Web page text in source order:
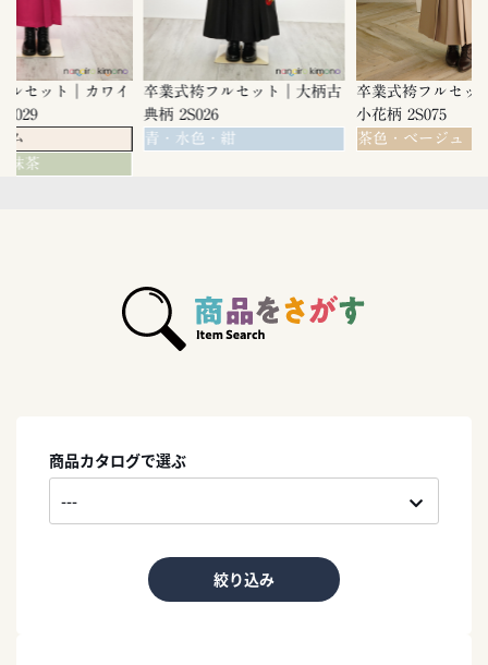
｜カワイ
卒業式袴フルセット｜大柄古
典柄 2S026
青・水色・紺
卒業式袴フルセット｜茶色
小花柄 2S075
茶色・ベージュ
商品カタログで選ぶ
絞り込み